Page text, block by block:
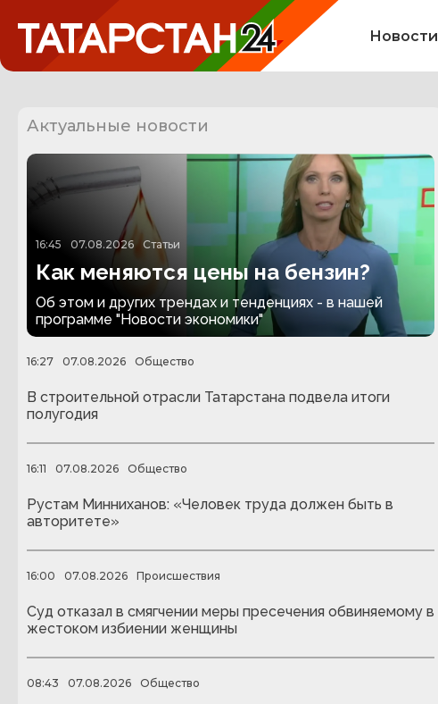
Новости
Актуальные новости
16:45 07.08.2026 Статьи
Как меняются цены на бензин?
Об этом и других трендах и тенденциях - в нашей
программе "Новости экономики"
16:27 07.08.2026 Общество
В строительной отрасли Татарстана подвела итоги
полугодия
16:11 07.08.2026 Общество
Рустам Минниханов: «Человек труда должен быть в
авторитете»
16:00 07.08.2026 Происшествия
Суд отказал в смягчении меры пресечения обвиняемому в
жестоком избиении женщины
08:43 07.08.2026 Общество